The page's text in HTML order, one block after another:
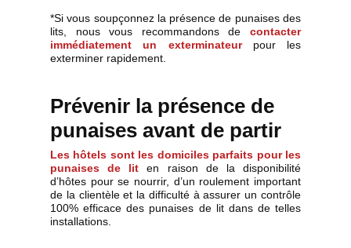
*Si vous soupçonnez la présence de punaises des
lits, nous vous recommandons de contacter
immédiatement un exterminateurpour les
exterminer rapidement.
Prévenir la présence de
punaises avant de partir
Les hôtels sont les domiciles parfaits pour les
punaises de lit en raison de la disponibilité
d’hôtes pour se nourrir, d’un roulement important
de la clientèle et la difficulté à assurer un contrôle
100% efficace des punaises de lit dans de telles
installations.